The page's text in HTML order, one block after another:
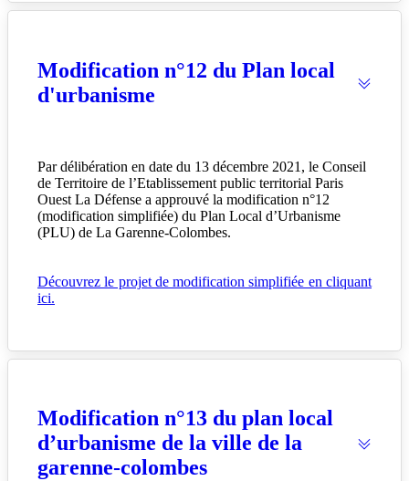
Modification n°12 du Plan local
d'urbanisme
Par délibération en date du 13 décembre 2021, le Conseil
de Territoire de l’Etablissement public territorial Paris
Ouest La Défense a approuvé la modification n°12
(modification simplifiée) du Plan Local d’Urbanisme
(PLU) de La Garenne-Colombes.
Découvrez le projet de modification simplifiée en cliquant
ici.
Modification n°13 du plan local
d’urbanisme de la ville de la
garenne-colombes